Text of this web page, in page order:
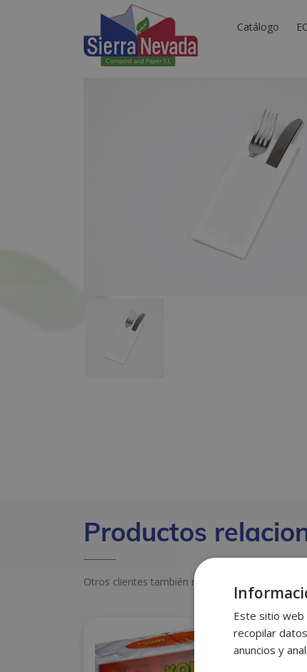
Catálogo
Productos
Otros clientes también miraron estos productos
Este sitio web
recopilar
anuncios y